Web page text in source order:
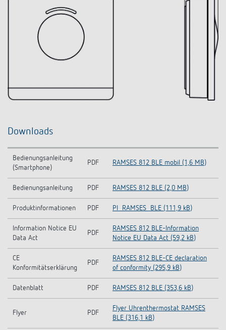
Downloads
Bedienungsanleitung
(Smartphone)
PDF RAMSES 812 BLE mobil (1,6 MB)
Bedienungsanleitung PDF RAMSES 812 BLE (2,0 MB)
Produktinformationen PDF PI_RAMSES_BLE (111,9 kB)
Information Notice EU
Data Act
PDF
RAMSES 812 BLE-Information
Notice EU Data Act (59,2 kB)
CE
Konformitätserklärung
PDF
RAMSES 812 BLE-CE declaration
of conformity (295,9 kB)
Datenblatt PDF RAMSES 812 BLE (353,6 kB)
Flyer PDF
Flyer Uhrenthermostat RAMSES
BLE (316,1 kB)